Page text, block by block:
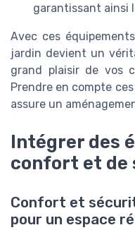
garantissant ainsi
Avec ces
jardin devient un
grand plaisir de vos
Prendre en compte
assure un
Intégrer des
confort et de
Confort et
pour un espace